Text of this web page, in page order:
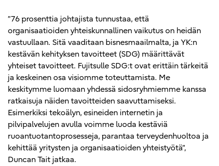
”76 prosenttia johtajista tunnustaa, että
organisaatioiden yhteiskunnallinen vaikutus on heidän
vastuullaan. Sitä vaaditaan bisnesmaailmalta, ja YK:n
kestävän kehityksen tavoitteet (SDG) määrittävät
yhteiset tavoitteet. Fujitsulle SDG:t ovat erittäin tärkeitä
ja keskeinen osa visiomme toteuttamista. Me
keskitymme luomaan yhdessä sidosryhmiemme kanssa
ratkaisuja näiden tavoitteiden saavuttamiseksi.
Esimerkiksi tekoälyn, esineiden internetin ja
pilvipalvelujen avulla voimme luoda kestäviä
ruoantuotantoprosesseja, parantaa terveydenhuoltoa ja
kehittää yritysten ja organisaatioiden yhteistyötä”,
Duncan Tait jatkaa.